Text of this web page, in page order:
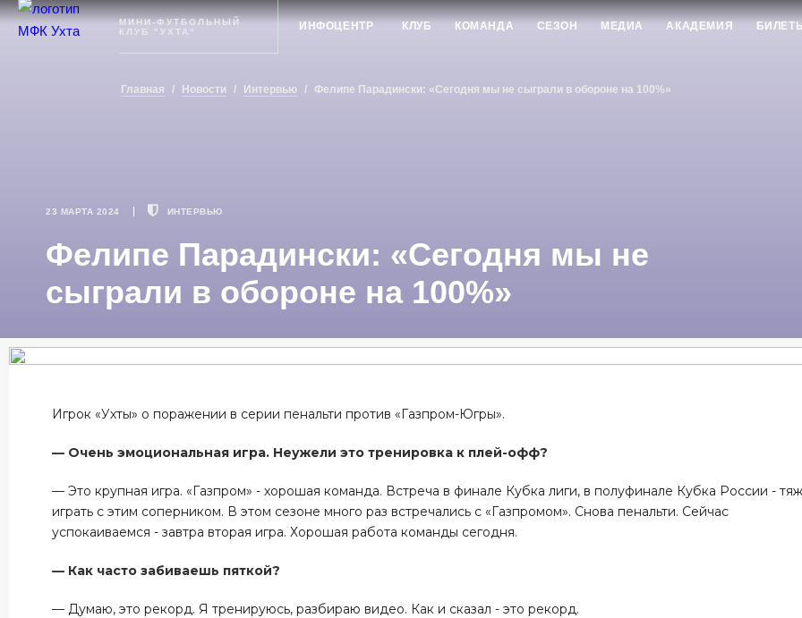
Ухта
МИНИ-ФУТБОЛЬНЫЙ
КЛУБ "УХТА"
ИНФОЦЕНТР КЛУБ КОМАНДА СЕЗОН МЕДИА АКАДЕМИЯ
Главная / Новости / Интервью / Фелипе Парадински: «Сегодня мы не сыграли в обороне на 100%»
23 МАРТА 2024 ИНТЕРВЬЮ
Фелипе Парадински: «Сегодня мы не
сыграли в обороне на 100%»
Игрок «Ухты» о поражении в серии пенальти против «Газпром-Югры».
— Очень эмоциональная игра. Неужели это тренировка к плей-офф?
— Это крупная игра. «Газпром» - хорошая команда. Встреча в финале Кубка лиги, в полуфинале Кубка России -
играть с этим соперником. В этом сезоне много раз встречались с «Газпромом». Снова пенальти. Сейчас
успокаиваемся - завтра вторая игра. Хорошая работа команды сегодня.
— Как часто забиваешь пяткой?
— Думаю, это рекорд. Я тренируюсь, разбираю видео. Как и сказал - это рекорд.